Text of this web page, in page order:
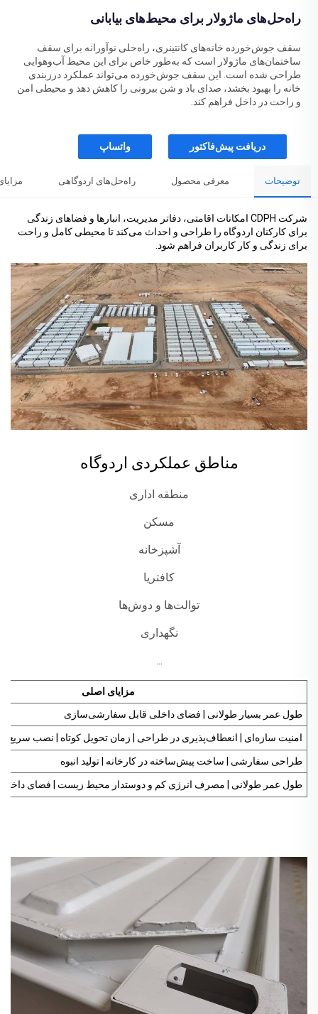
راه‌حل‌های ماژولار برای محیط‌های بیابانی
سقف جوش‌خورده خانه‌های کانتینری، راه‌حلی نوآورانه برای سقف
ساختمان‌های ماژولار است که به‌طور خاص برای این محیط آب‌وهوایی
طراحی شده است. این سقف جوش‌خورده می‌تواند عملکرد درزبندی
خانه را بهبود بخشد، صدای باد و شن بیرونی را کاهش دهد و محیطی امن
و راحت در داخل فراهم کند.
دریافت پیش‌فاکتور واتساپ
توضیحات معرفی محصول راه‌حل‌های اردوگاهی
شرکت CDPH امکانات اقامتی، دفاتر مدیریت، انبارها و فضاهای زندگی
برای کارکنان اردوگاه را طراحی و احداث می‌کند تا محیطی کامل و راحت
برای زندگی و کار کاربران فراهم شود.
مناطق عملکردی اردوگاه
منطقه اداری
مسکن
آشپزخانه
کافتریا
توالت‌ها و دوش‌ها
نگهداری
...
مزایای اصلی
طول عمر بسیار طولانی | فضای داخلی قابل سفارشی‌سازی
امنیت سازه‌ای | انعطاف‌پذیری در طراحی | زمان تحویل کوتاه | نصب سریع
طراحی سفارشی | ساخت پیش‌ساخته در کارخانه | تولید انبوه
طول عمر طولانی | مصرف انرژی کم و دوستدار محیط زیست | فضای